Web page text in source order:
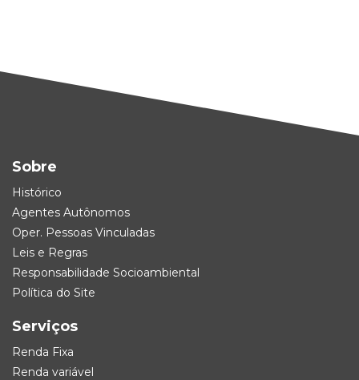
Sobre
Histórico
Agentes Autônomos
Oper. Pessoas Vinculadas
Leis e Regras
Responsabilidade Socioambiental
Política do Site
Serviços
Renda Fixa
Renda variável